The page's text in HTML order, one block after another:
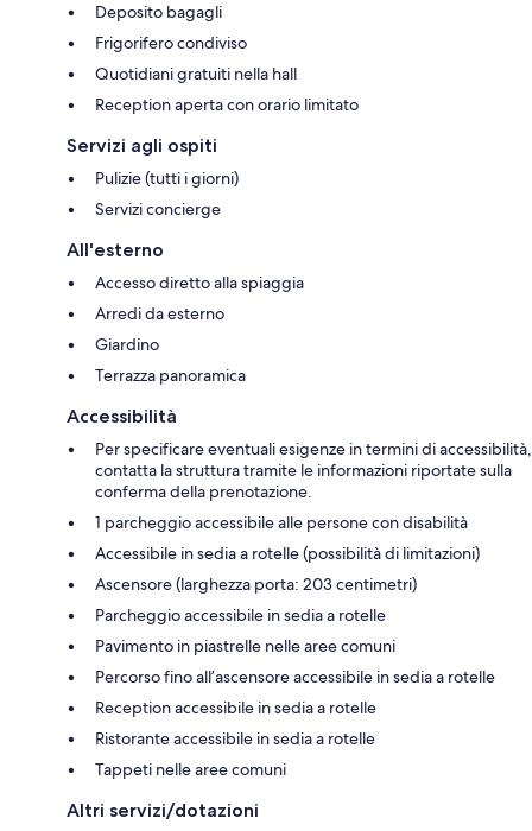
Deposito bagagli
Frigorifero condiviso
Quotidiani gratuiti nella hall
Reception aperta con orario limitato
Servizi agli ospiti
Pulizie (tutti i giorni)
Servizi concierge
All'esterno
Accesso diretto alla spiaggia
Arredi da esterno
Giardino
Terrazza panoramica
Accessibilità
Per specificare eventuali esigenze in termini di accessibilità,
contatta la struttura tramite le informazioni riportate sulla
conferma della prenotazione.
1 parcheggio accessibile alle persone con disabilità
Accessibile in sedia a rotelle (possibilità di limitazioni)
Ascensore (larghezza porta: 203 centimetri)
Parcheggio accessibile in sedia a rotelle
Pavimento in piastrelle nelle aree comuni
Percorso fino all’ascensore accessibile in sedia a rotelle
Reception accessibile in sedia a rotelle
Ristorante accessibile in sedia a rotelle
Tappeti nelle aree comuni
Altri servizi/dotazioni